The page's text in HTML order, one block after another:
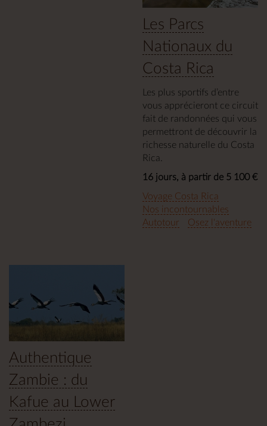
Les Parcs
Nationaux du
Costa Rica
Les plus sportifs d’entre
vous apprécieront ce circuit
fait de randonnées qui vous
permettront de découvrir la
richesse naturelle du Costa
Rica.
16 jours, à partir de 5 100 €
Voyage Costa Rica
Nos incontournables
Autotour
Osez l'aventure
Authentique
Zambie : du
Kafue au Lower